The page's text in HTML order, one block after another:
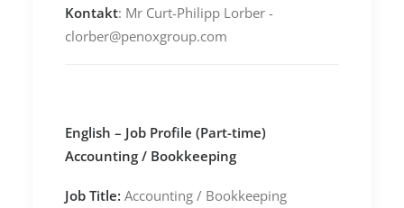
Kontakt: Mr Curt-Philipp Lorber -
clorber@penoxgroup.com
English – Job Profile (Part-time)
Accounting / Bookkeeping
Job Title: Accounting / Bookkeeping